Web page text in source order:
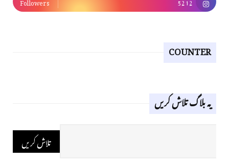
COUNTER
یہ بلاگ تلاش کریں